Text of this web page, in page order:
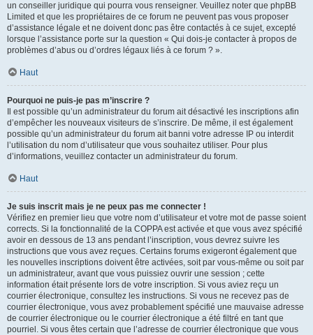
un conseiller juridique qui pourra vous renseigner. Veuillez noter que phpBB
Limited et que les propriétaires de ce forum ne peuvent pas vous proposer
d’assistance légale et ne doivent donc pas être contactés à ce sujet, excepté
lorsque l’assistance porte sur la question « Qui dois-je contacter à propos de
problèmes d’abus ou d’ordres légaux liés à ce forum ? ».
Haut
Pourquoi ne puis-je pas m’inscrire ?
Il est possible qu’un administrateur du forum ait désactivé les inscriptions afin
d’empêcher les nouveaux visiteurs de s’inscrire. De même, il est également
possible qu’un administrateur du forum ait banni votre adresse IP ou interdit
l’utilisation du nom d’utilisateur que vous souhaitez utiliser. Pour plus
d’informations, veuillez contacter un administrateur du forum.
Haut
Je suis inscrit mais je ne peux pas me connecter !
Vérifiez en premier lieu que votre nom d’utilisateur et votre mot de passe soient
corrects. Si la fonctionnalité de la COPPA est activée et que vous avez spécifié
avoir en dessous de 13 ans pendant l’inscription, vous devrez suivre les
instructions que vous avez reçues. Certains forums exigeront également que
les nouvelles inscriptions doivent être activées, soit par vous-même ou soit par
un administrateur, avant que vous puissiez ouvrir une session ; cette
information était présente lors de votre inscription. Si vous aviez reçu un
courrier électronique, consultez les instructions. Si vous ne recevez pas de
courrier électronique, vous avez probablement spécifié une mauvaise adresse
de courrier électronique ou le courrier électronique a été filtré en tant que
pourriel. Si vous êtes certain que l’adresse de courrier électronique que vous